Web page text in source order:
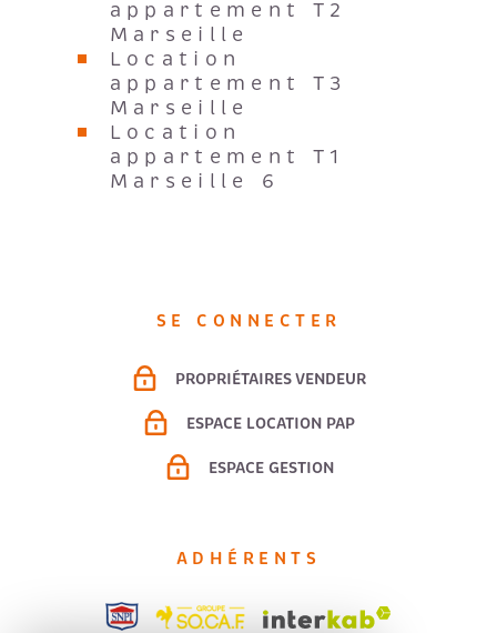
appartement T2
Marseille
Location
appartement T3
Marseille
Location
appartement T1
Marseille 6
SE CONNECTER
PROPRIÉTAIRES VENDEUR
ESPACE LOCATION PAP
ESPACE GESTION
ADHÉRENTS